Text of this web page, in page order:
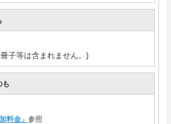
子等は含まれません。)
も
料金」 参照